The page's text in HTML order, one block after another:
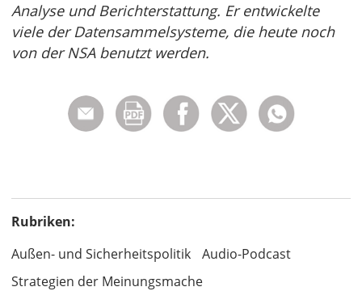
Analyse und Berichterstattung. Er entwickelte
viele der Datensammelsysteme, die heute noch
von der NSA benutzt werden.
Rubriken:
Außen- und Sicherheitspolitik
Audio-Podcast
Strategien der Meinungsmache